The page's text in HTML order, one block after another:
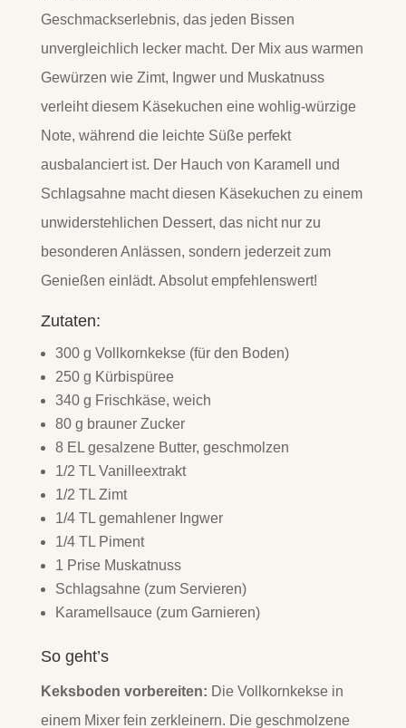
Geschmackserlebnis, das jeden Bissen
unvergleichlich lecker macht. Der Mix aus warmen
Gewürzen wie Zimt, Ingwer und Muskatnuss
verleiht diesem Käsekuchen eine wohlig-würzige
Note, während die leichte Süße perfekt
ausbalanciert ist. Der Hauch von Karamell und
Schlagsahne macht diesen Käsekuchen zu einem
unwiderstehlichen Dessert, das nicht nur zu
besonderen Anlässen, sondern jederzeit zum
Genießen einlädt. Absolut empfehlenswert!
Zutaten:
300 g Vollkornkekse (für den Boden)
250 g Kürbispüree
340 g Frischkäse, weich
80 g brauner Zucker
8 EL gesalzene Butter, geschmolzen
1/2 TL Vanilleextrakt
1/2 TL Zimt
1/4 TL gemahlener Ingwer
1/4 TL Piment
1 Prise Muskatnuss
Schlagsahne (zum Servieren)
Karamellsauce (zum Garnieren)
So geht’s
Keksboden vorbereiten: Die Vollkornkekse in
einem Mixer fein zerkleinern. Die geschmolzene